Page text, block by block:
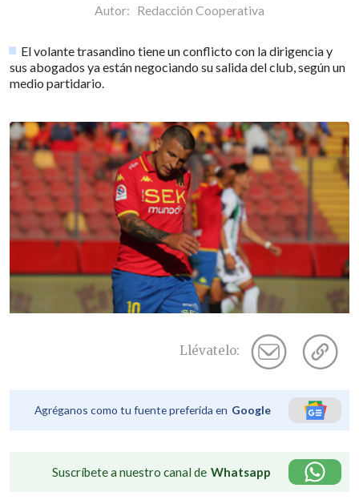
Autor: Redacción Cooperativa
El volante trasandino tiene un conflicto con la dirigencia y
sus abogados ya están negociando su salida del club, según un
medio partidario.
Llévatelo:
Agréganos como tu fuente preferida en Google
Suscríbete a nuestro canal de Whatsapp